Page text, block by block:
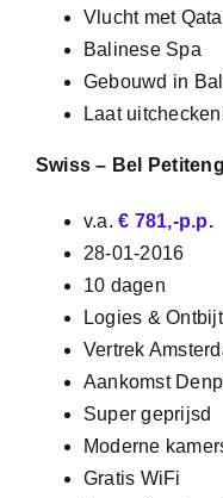
Vlucht met
Balinese Spa
Gebouwd in
Laat
Swiss – Bel
v.a.€ 781,-p.p.
28-01-2016
10 dagen
Logies & Ontbijt
Vertrek
Aankomst
Super geprijsd
Moderne
Gratis WiFi